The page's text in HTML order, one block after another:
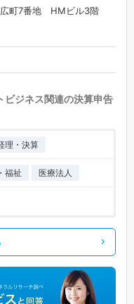
広町7番地 HMビル3階
ビジネス関連の決算申告
理・決算
福祉 医療法人